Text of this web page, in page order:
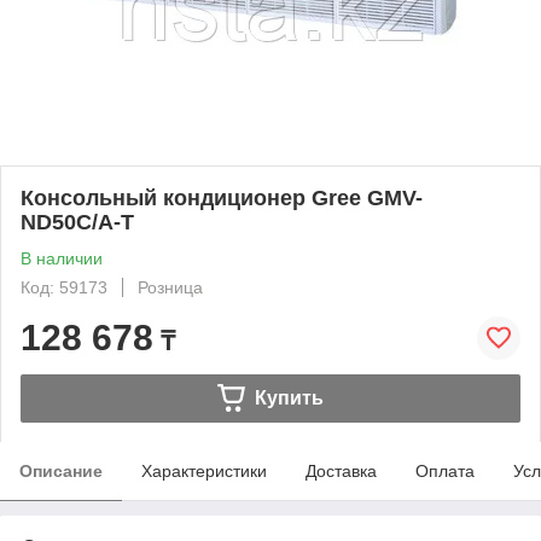
Консольный кондиционер Gree GMV-
ND50C/A-T
В наличии
Код: 59173
Розница
128 678 ₸
Купить
Описание Характеристики Доставка Оплата